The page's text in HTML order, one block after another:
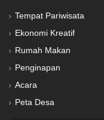
Tempat Pariwisata
Ekonomi Kreatif
Rumah Makan
Penginapan
Acara
Peta Desa